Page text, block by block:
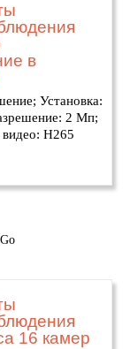
в
Установка:
2 Мп;
H265
16 камер